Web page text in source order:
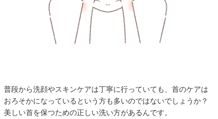
普段から洗顔やスキンケアは丁寧に行っていても、首のケアは
おろそかになっているという方も多いのではないでしょうか？
美しい首を保つための正しい洗い方があるんです。